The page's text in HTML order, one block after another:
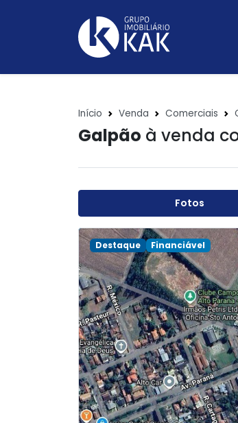
Início Venda Comerciais
Galpão à venda
Fotos
Destaque Financiável